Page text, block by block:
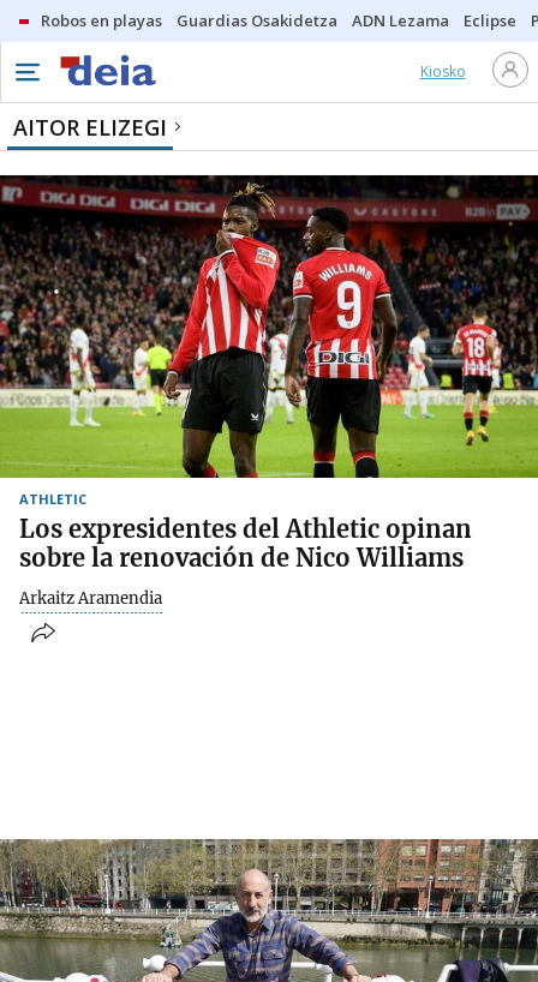
Robos en playas Guardias Osakidetza ADN Lezama Eclipse
Kiosko
AITOR ELIZEGI
ATHLETIC
Los expresidentes del Athletic opinan
sobre la renovación de Nico Williams
Arkaitz Aramendia